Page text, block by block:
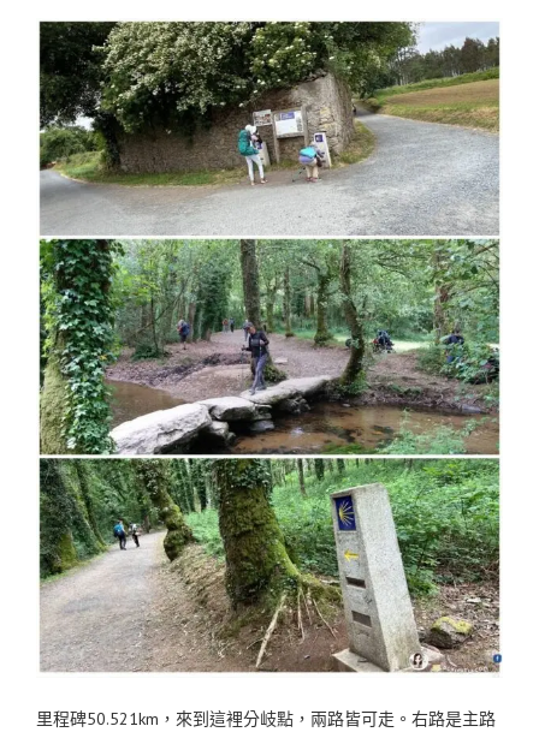
里程碑50.521km，來到這裡分岐點，兩路皆可走。右路是主路